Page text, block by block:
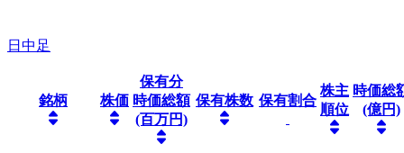
日中足
銘柄 株価
保有分
時価総額
(百万円)
保有株数 保有割合
株主
順位
時価総
(億円)